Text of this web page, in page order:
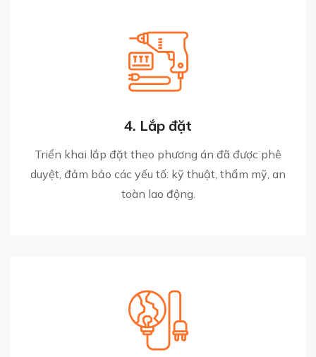
4. Lắp đặt
Triển khai lắp đặt theo phương án đã được phê
duyệt, đảm bảo các yếu tố: kỹ thuật, thẩm mỹ, an
toàn lao động.